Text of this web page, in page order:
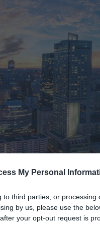
My Personal
third parties, or processing
by us, please use the
your opt-out request is
świadczy nie tylko
Specjaliści IT mają tu